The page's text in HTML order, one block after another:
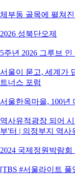
체부동 골목에 펼쳐
2026 성북단오제
5주년 2026 그루브
서울이 묻고, 세계가
트너스 포럼
서울한옥마을, 100년
역사유적광장 되어
부'터 | 의정부지 역사
2024 국제정원박람
[TBS #서울라이트